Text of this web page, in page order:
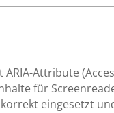
Attribute
für
eingesetzt